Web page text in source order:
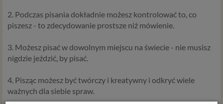
2. Podczas pisania dokładnie możesz kontrolować to, co
piszesz - to zdecydowanie prostsze niż mówienie.
3. Możesz pisać w dowolnym miejscu na świecie - nie musisz
nigdzie jeździć, by pisać.
4. Pisząc możesz być twórczy i kreatywny i odkryć wiele
ważnych dla siebie spraw.